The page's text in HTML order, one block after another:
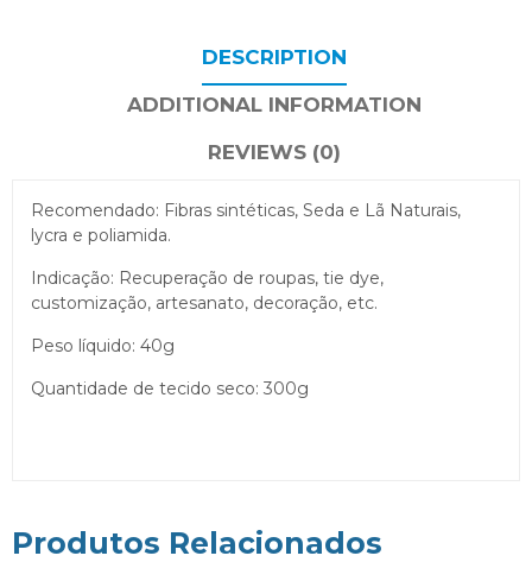
DESCRIPTION
ADDITIONAL INFORMATION
REVIEWS (0)
Recomendado: Fibras sintéticas, Seda e Lã Naturais,
lycra e poliamida.
Indicação: Recuperação de roupas, tie dye,
customização, artesanato, decoração, etc.
Peso líquido: 40g
Quantidade de tecido seco: 300g
Produtos Relacionados